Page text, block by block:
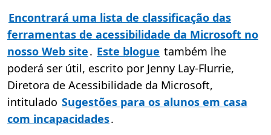
Encontrará uma lista de classificação das
ferramentas de acessibilidade da Microsoft no
nosso Web site. Este blogue também lhe
poderá ser útil, escrito por Jenny Lay-Flurrie,
Diretora de Acessibilidade da Microsoft,
intitulado Sugestões para os alunos em casa
com incapacidades.